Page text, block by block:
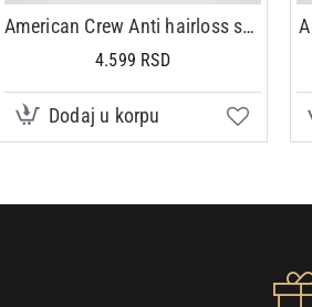
American Crew Anti hairloss scalp lotion 100ml
4.599 RSD
Dodaj u korpu